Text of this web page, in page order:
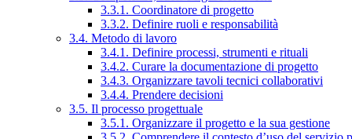
3.3.1. Coordinatore di progetto
3.3.2. Definire ruoli e responsabilità
3.4. Metodo di lavoro
3.4.1. Definire processi, strumenti e rituali
3.4.2. Curare la documentazione di progetto
3.4.3. Organizzare tavoli tecnici collaborativi
3.4.4. Prendere decisioni
3.5. Il processo progettuale
3.5.1. Organizzare il progetto e la sua gestione